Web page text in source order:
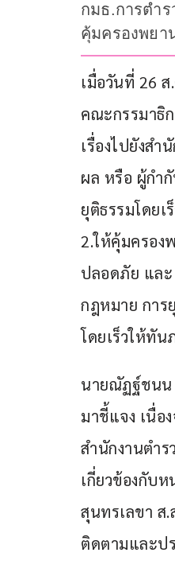
กมธ.การตำ
คุ้มครองพยา
เมื่อวันที่ 26
คณะกรรมาธิ
เรื่องไปยังส
ผล หรือ ผู้กำ
ยุติธรรมโดย
2.ให้คุ้มครอ
ปลอดภัย และ
กฎหมาย การ
โดยเร็วให้ทั
นายณัฏฐ์ชนน
มาชี้แจง เนื่อ
สำนักงานตำ
เกี่ยวข้องกับ
สุนทรเลขา ส
ติดตามและป